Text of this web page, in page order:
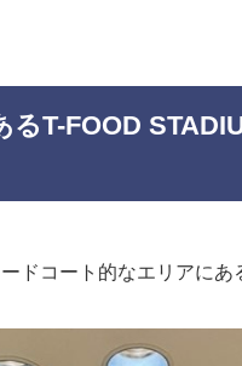
T-FOOD
ドコート的なエリアにあ